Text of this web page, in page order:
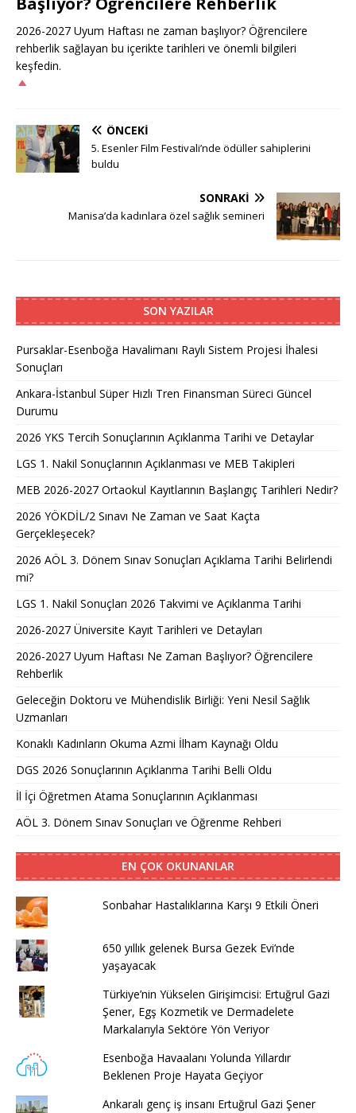
2026-2027 Uyum Haftası ne zaman başlıyor? Öğrencilere
rehberlik sağlayan bu içerikte tarihleri ve önemli bilgileri
keşfedin.
ÖNCEKI
5. Esenler Film Festivali’nde ödüller sahiplerini
buldu
SONRAKI
Manisa’da kadınlara özel sağlık semineri
SON YAZILAR
Pursaklar-Esenboğa Havalimanı Raylı Sistem Projesi İhalesi
Sonuçları
Ankara-İstanbul Süper Hızlı Tren Finansman Süreci Güncel
Durumu
2026 YKS Tercih Sonuçlarının Açıklanma Tarihi ve Detaylar
LGS 1. Nakil Sonuçlarının Açıklanması ve MEB Takipleri
MEB 2026-2027 Ortaokul Kayıtlarının Başlangıç Tarihleri Nedir?
2026 YÖKDİL/2 Sınavı Ne Zaman ve Saat Kaçta
Gerçekleşecek?
2026 AÖL 3. Dönem Sınav Sonuçları Açıklama Tarihi Belirlendi
mi?
LGS 1. Nakil Sonuçları 2026 Takvimi ve Açıklanma Tarihi
2026-2027 Üniversite Kayıt Tarihleri ve Detayları
2026-2027 Uyum Haftası Ne Zaman Başlıyor? Öğrencilere
Rehberlik
Geleceğin Doktoru ve Mühendislik Birliği: Yeni Nesil Sağlık
Uzmanları
Konaklı Kadınların Okuma Azmi İlham Kaynağı Oldu
DGS 2026 Sonuçlarının Açıklanma Tarihi Belli Oldu
İl İçi Öğretmen Atama Sonuçlarının Açıklanması
AÖL 3. Dönem Sınav Sonuçları ve Öğrenme Rehberi
EN ÇOK OKUNANLAR
Sonbahar Hastalıklarına Karşı 9 Etkili Öneri
650 yıllık gelenek Bursa Gezek Evi’nde
yaşayacak
Türkiye’nin Yükselen Girişimcisi: Ertuğrul Gazi
Şener, Egş Kozmetik ve Dermadelete
Markalarıyla Sektöre Yön Veriyor
Esenboğa Havaalanı Yolunda Yıllardır
Beklenen Proje Hayata Geçiyor
Ankaralı genç iş insanı Ertuğrul Gazi Şener